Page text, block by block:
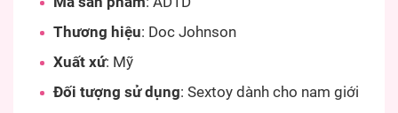
Thương hiệu: Doc Johnson
Xuất xứ: Mỹ
Đối tượng sử dụng: Sextoy dành cho nam giới